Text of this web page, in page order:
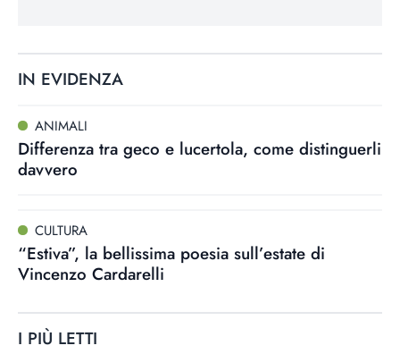
IN EVIDENZA
ANIMALI
Differenza tra geco e lucertola, come distinguerli
davvero
CULTURA
“Estiva”, la bellissima poesia sull’estate di
Vincenzo Cardarelli
I PIÙ LETTI